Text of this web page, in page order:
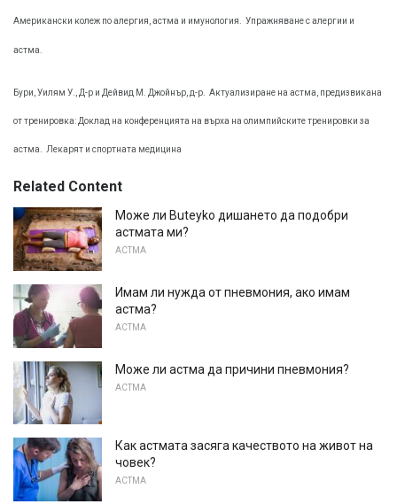
Американски колеж по алергия, астма и имунология. Упражняване с алергии и
астма.
Бури, Уилям У., Д-р и Дейвид М. Джойнър, д-р. Актуализиране на астма, предизвикана
от тренировка: Доклад на конференцията на върха на олимпийските тренировки за
астма. Лекарят и спортната медицина
Related Content
Може ли Buteyko дишането да подобри
астмата ми?
АСТМА
Имам ли нужда от пневмония, ако имам
астма?
АСТМА
Може ли астма да причини пневмония?
АСТМА
Как астмата засяга качеството на живот на
човек?
АСТМА